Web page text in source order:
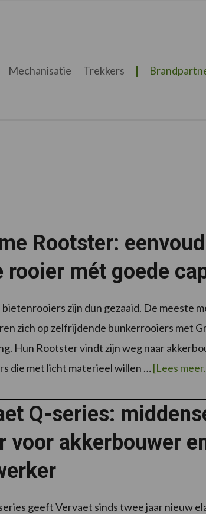
Mechanisatie Trekkers
Rootster:
rooier mét goede
zijn dun gezaaid. De meeste
zich op zelfrijdende bunkerrooiers met
Hun Rootster vindt zijn weg naar
die met licht materieel willen … [Lees
Q-series:
voor akkerbouwer
geeft Vervaet sinds twee jaar nieuw